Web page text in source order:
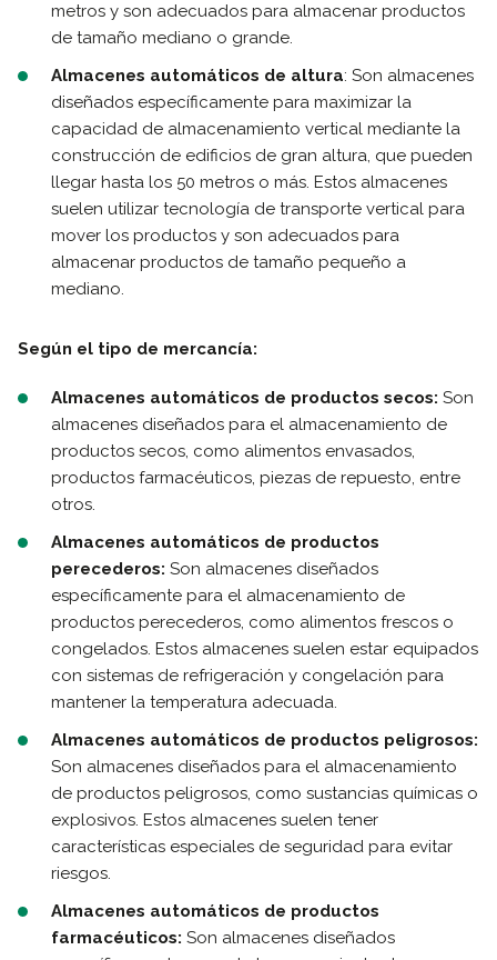
metros y son adecuados para almacenar productos
de tamaño mediano o grande.
Almacenes automáticos de altura: Son almacenes
diseñados específicamente para maximizar la
capacidad de almacenamiento vertical mediante la
construcción de edificios de gran altura, que pueden
llegar hasta los 50 metros o más. Estos almacenes
suelen utilizar tecnología de transporte vertical para
mover los productos y son adecuados para
almacenar productos de tamaño pequeño a
mediano.
Según el tipo de mercancía:
Almacenes automáticos de productos secos: Son
almacenes diseñados para el almacenamiento de
productos secos, como alimentos envasados,
productos farmacéuticos, piezas de repuesto, entre
otros.
Almacenes automáticos de productos
perecederos: Son almacenes diseñados
específicamente para el almacenamiento de
productos perecederos, como alimentos frescos o
congelados. Estos almacenes suelen estar equipados
con sistemas de refrigeración y congelación para
mantener la temperatura adecuada.
Almacenes automáticos de productos peligrosos:
Son almacenes diseñados para el almacenamiento
de productos peligrosos, como sustancias químicas o
explosivos. Estos almacenes suelen tener
características especiales de seguridad para evitar
riesgos.
Almacenes automáticos de productos
farmacéuticos: Son almacenes diseñados